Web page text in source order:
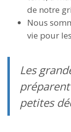
de notre
Nous
vie pour
Les
petites